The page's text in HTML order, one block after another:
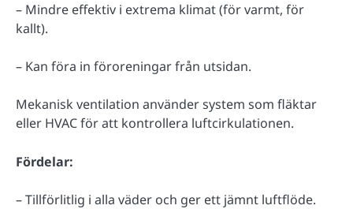
– Mindre effektiv i extrema klimat (för varmt, för
kallt).
– Kan föra in föroreningar från utsidan.
Mekanisk ventilation använder system som fläktar
eller HVAC för att kontrollera luftcirkulationen.
Fördelar:
– Tillförlitlig i alla väder och ger ett jämnt luftflöde.